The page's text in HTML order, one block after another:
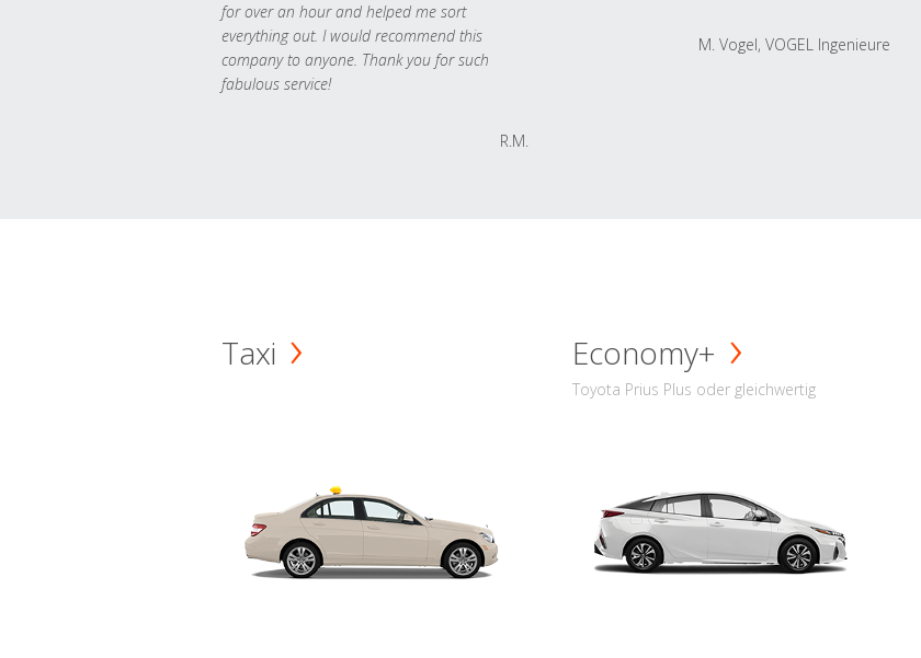
for over an hour and helped me sort
everything out. I would recommend this
company to anyone. Thank you for such
fabulous service!
R.M.
M. Vogel, VOGEL Ingenieure
Taxi Economy+
Toyota Prius Plus oder gleichwertig